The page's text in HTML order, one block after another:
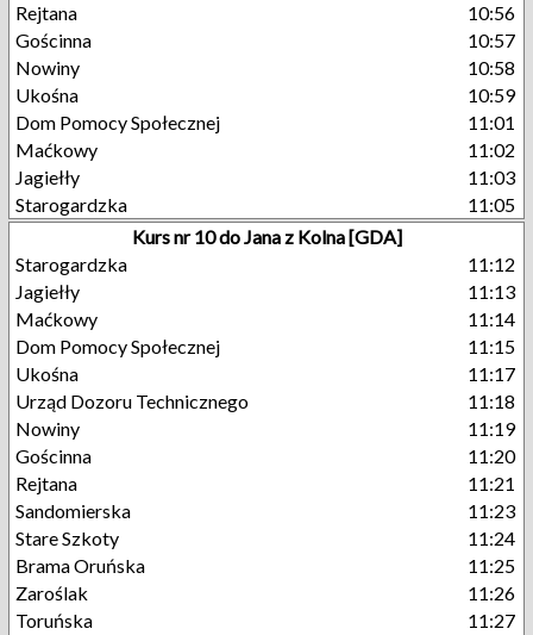
Rejtana
10:56
Gościnna
10:57
Nowiny
10:58
Ukośna
10:59
Dom Pomocy Społecznej
11:01
Maćkowy
11:02
Jagiełły
11:03
Starogardzka
11:05
Kurs nr 10 do Jana z Kolna [GDA]
Starogardzka
11:12
Jagiełły
11:13
Maćkowy
11:14
Dom Pomocy Społecznej
11:15
Ukośna
11:17
Urząd Dozoru Technicznego
11:18
Nowiny
11:19
Gościnna
11:20
Rejtana
11:21
Sandomierska
11:23
Stare Szkoty
11:24
Brama Oruńska
11:25
Zaroślak
11:26
Toruńska
11:27